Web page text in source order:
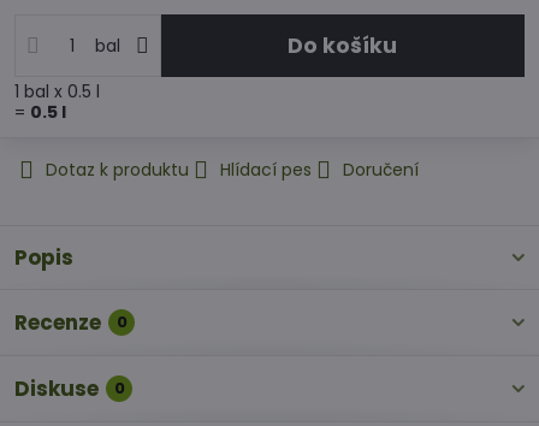
bal Do košíku
1 bal x 0.5 l
= 0.5 l
Dotaz k produktu Hlídací pes Doručení
Popis
Recenze 0
Diskuse 0